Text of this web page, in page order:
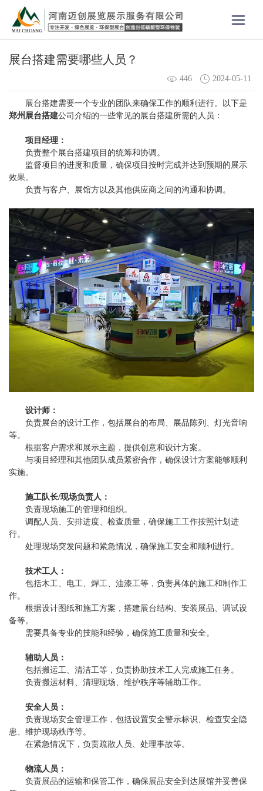
展台搭建需要哪些人员？
446 2024-05-11
展台搭建需要一个专业的团队来确保工作的顺利进行。以下是
郑州展台搭建公司介绍的一些常见的展台搭建所需的人员：
项目经理：
负责整个展台搭建项目的统筹和协调。
监督项目的进度和质量，确保项目按时完成并达到预期的展示
效果。
负责与客户、展馆方以及其他供应商之间的沟通和协调。
设计师：
负责展台的设计工作，包括展台的布局、展品陈列、灯光音响
等。
根据客户需求和展示主题，提供创意和设计方案。
与项目经理和其他团队成员紧密合作，确保设计方案能够顺利
实施。
施工队长/现场负责人：
负责现场施工的管理和组织。
调配人员、安排进度、检查质量，确保施工工作按照计划进
行。
处理现场突发问题和紧急情况，确保施工安全和顺利进行。
技术工人：
包括木工、电工、焊工、油漆工等，负责具体的施工和制作工
作。
根据设计图纸和施工方案，搭建展台结构、安装展品、调试设
备等。
需要具备专业的技能和经验，确保施工质量和安全。
辅助人员：
包括搬运工、清洁工等，负责协助技术工人完成施工任务。
负责搬运材料、清理现场、维护秩序等辅助工作。
安全人员：
负责现场安全管理工作，包括设置安全警示标识、检查安全隐
患、维护现场秩序等。
在紧急情况下，负责疏散人员、处理事故等。
物流人员：
负责展品的运输和保管工作，确保展品安全到达展馆并妥善保